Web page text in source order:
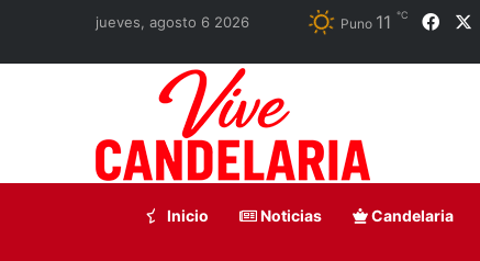
jueves, agosto 6 2026 Puno 11 ℃
Inicio Noticias Candelaria